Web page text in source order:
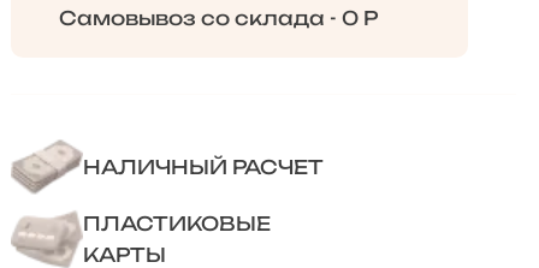
Самовывоз со склада - 0 Р
НАЛИЧНЫЙ РАСЧЕТ
ПЛАСТИКОВЫЕ
КАРТЫ